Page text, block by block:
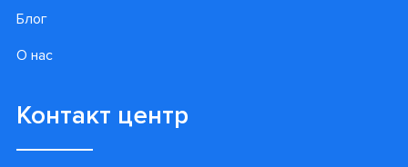
Блог
О нас
Контакт центр